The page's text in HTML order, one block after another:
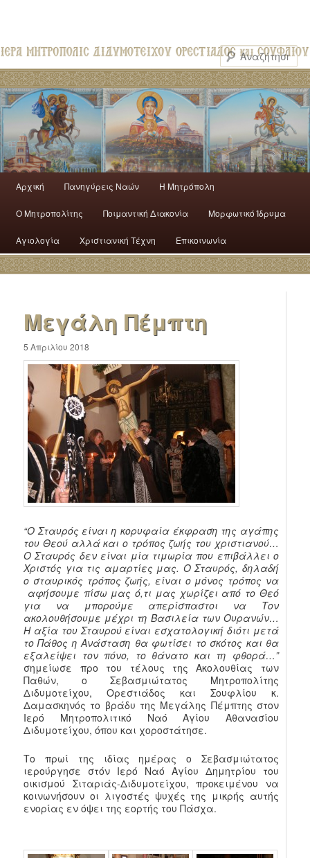
Αρχική Πανηγύρεις Ναών H Mητρόπολη
Ο Mητροπολίτης Ποιμαντική Διακονία Μορφωτικό Ίδρυμα
Αγιολογία Χριστιανική Τέχνη Επικοινωνία
Μεγάλη Πέμπτη
5 Απριλίου 2018
“Ο Σταυρός είναι η κορυφαία έκφραση της αγάπης
του Θεού αλλά και ο τρόπος ζωής του χριστιανού…
Ο Σταυρός δεν είναι μία τιμωρία που επιβάλλει ο
Χριστός για τις αμαρτίες μας. Ο Σταυρός, δηλαδή
ο σταυρικός τρόπος ζωής, είναι ο μόνος τρόπος να
αφήσουμε πίσω μας ό,τι μας χωρίζει από το Θεό
για να μπορούμε απερίσπαστοι να Τον
ακολουθήσουμε μέχρι τη Βασιλεία των Ουρανών…
Η αξία του Σταυρού είναι εσχατολογική διότι μετά
το Πάθος η Ανάσταση θα φωτίσει το σκότος και θα
εξαλείψει τον πόνο, το θάνατο και τη φθορά…”
σημείωσε προ του τέλους της Ακολουθίας των
Παθών, ο Σεβασμιώτατος Μητροπολίτης
Διδυμοτείχου, Ορεστιάδος και Σουφλίου κ.
Δαμασκηνός το βράδυ της Μεγάλης Πέμπτης στον
Ιερό Μητροπολιτικό Ναό Αγίου Αθανασίου
Διδυμοτείχου, όπου και χοροστάτησε.
Το πρωί της ιδίας ημέρας ο Σεβασμιώτατος
ιερούργησε στόν Ιερό Ναό Αγίου Δημητρίου του
οικισμού Σιταριάς-Διδυμοτείχου, προκειμένου να
κοινωνήσουν οι λιγοστές ψυχές της μικρής αυτής
ενορίας εν όψει της εορτής του Πάσχα.